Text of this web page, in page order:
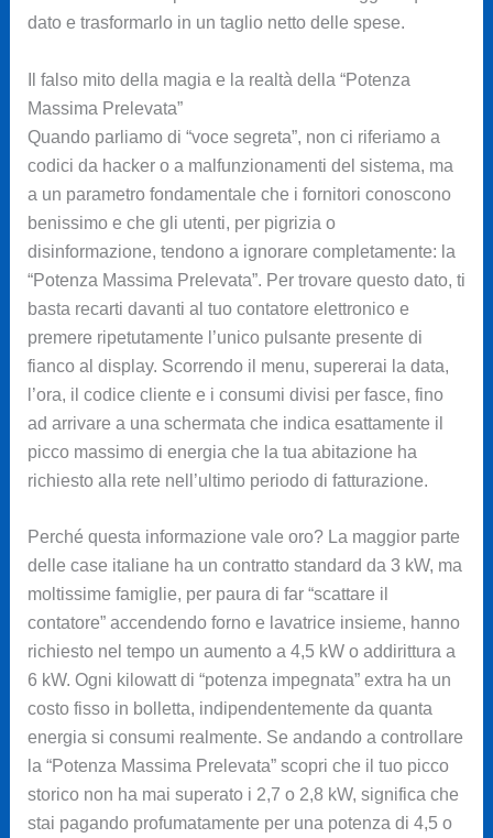
dato e trasformarlo in un taglio netto delle spese.
Il falso mito della magia e la realtà della “Potenza
Massima Prelevata”
Quando parliamo di “voce segreta”, non ci riferiamo a
codici da hacker o a malfunzionamenti del sistema, ma
a un parametro fondamentale che i fornitori conoscono
benissimo e che gli utenti, per pigrizia o
disinformazione, tendono a ignorare completamente: la
“Potenza Massima Prelevata”. Per trovare questo dato, ti
basta recarti davanti al tuo contatore elettronico e
premere ripetutamente l’unico pulsante presente di
fianco al display. Scorrendo il menu, supererai la data,
l’ora, il codice cliente e i consumi divisi per fasce, fino
ad arrivare a una schermata che indica esattamente il
picco massimo di energia che la tua abitazione ha
richiesto alla rete nell’ultimo periodo di fatturazione.
Perché questa informazione vale oro? La maggior parte
delle case italiane ha un contratto standard da 3 kW, ma
moltissime famiglie, per paura di far “scattare il
contatore” accendendo forno e lavatrice insieme, hanno
richiesto nel tempo un aumento a 4,5 kW o addirittura a
6 kW. Ogni kilowatt di “potenza impegnata” extra ha un
costo fisso in bolletta, indipendentemente da quanta
energia si consumi realmente. Se andando a controllare
la “Potenza Massima Prelevata” scopri che il tuo picco
storico non ha mai superato i 2,7 o 2,8 kW, significa che
stai pagando profumatamente per una potenza di 4,5 o